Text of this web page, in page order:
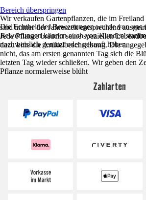
Wir verkaufen Gartenpflanzen, die im Freiland
sind immer der Jahreszeit entsprechend
Jede Pflanze braucht seine speziellen
dazu bitte die Artikelbeschreibung. Die
nicht, das am ersten genannten Tag sich die
letzten Tag wieder schließen. Wir geben den
Pflanze normalerweise blüht
Bereich überspringen
Die Echtheit der Bewertungen wurde von uns
Bewertungen können auch von Kunden
nachweislich genutzt oder gekauft haben.
Zahlarten